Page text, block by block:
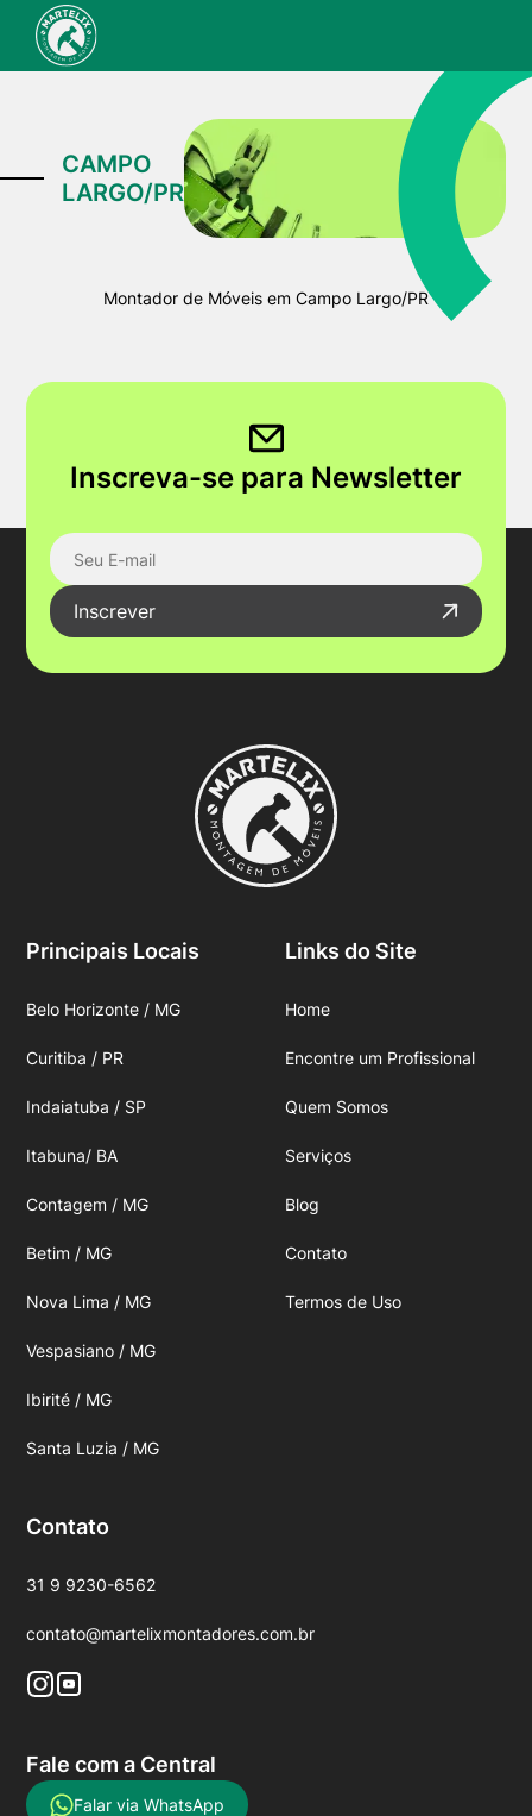
CAMPO
LARGO/PR
Montador de Móveis em Campo Largo/PR
Inscreva-se para Newsletter
Inscrever
Principais Locais
Belo Horizonte / MG
Curitiba / PR
Indaiatuba / SP
Itabuna/ BA
Contagem / MG
Betim / MG
Nova Lima / MG
Vespasiano / MG
Ibirité / MG
Santa Luzia / MG
Links do Site
Home
Encontre um Profissional
Quem Somos
Serviços
Blog
Contato
Termos de Uso
Contato
31 9 9230-6562
contato@martelixmontadores.com.br
Fale com a Central
Falar via WhatsApp